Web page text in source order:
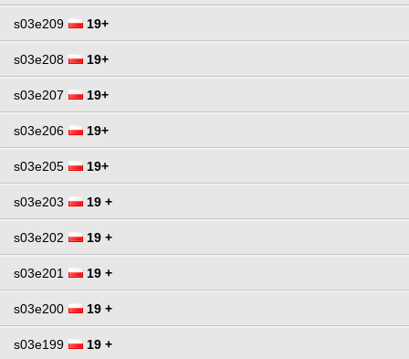
s03e209 19+
s03e208 19+
s03e207 19+
s03e206 19+
s03e205 19+
s03e203 19 +
s03e202 19 +
s03e201 19 +
s03e200 19 +
s03e199 19 +